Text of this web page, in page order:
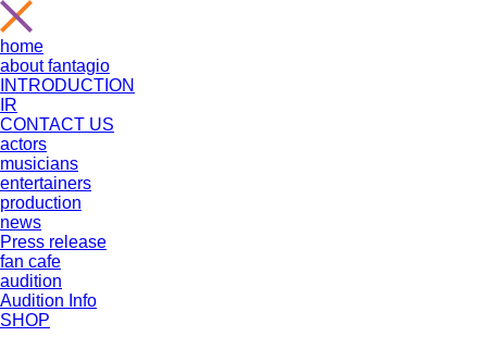
home
about fantagio
INTRODUCTION
IR
CONTACT US
actors
musicians
entertainers
production
news
Press release
fan cafe
audition
Audition Info
SHOP